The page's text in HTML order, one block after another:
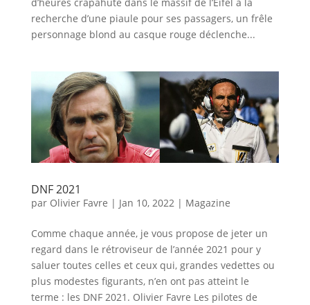
recherche d’une piaule pour ses passagers, un frêle
personnage blond au casque rouge déclenche...
DNF 2021
par Olivier Favre | Jan 10, 2022| Magazine
Comme chaque année, je vous propose de jeter un
regard dans le rétroviseur de l’année 2021 pour y
saluer toutes celles et ceux qui, grandes vedettes ou
plus modestes figurants, n’en ont pas atteint le
terme : les DNF 2021. Olivier Favre Les pilotes de